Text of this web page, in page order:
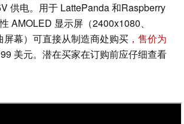
供电。用于 LattePanda 和Raspberry
AMOLED 显示屏（2400x1080、
屏幕）可直接从制造商处购买 ，售价为
美元。潜在买家在订购前应仔细查看